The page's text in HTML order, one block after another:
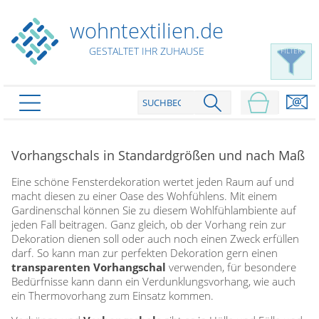
PRODUKTE
Plissee
Plissee nach Maß
Faltstores in Standardgrößen
Wabenplissees
Verdunklungsplissees
Sonnenschutzplissees
Outdoor-Plissees
gemusterte Plissees
Rollo
Rollos nach Maß
Rollos in Standardgrößen
Thermo Rollo
Doppelrollo
Klemmrollo
Dachfenster Rollo
Raffrollo
Raffrollo Maß
Faltrollo / Raffgardinen
Flächenvorhang
wohntextilien.de
GESTALTET IHR ZUHAUSE FILTER
Vorhangschals in Standardgrößen und nach Maß
Eine schöne Fensterdekoration wertet jeden Raum auf und
macht diesen zu einer Oase des Wohfühlens. Mit einem
Gardinenschal können Sie zu diesem Wohlfühlambiente auf
jeden Fall beitragen. Ganz gleich, ob der Vorhang rein zur
Dekoration dienen soll oder auch noch einen Zweck erfüllen
darf. So kann man zur perfekten Dekoration gern einen
transparenten Vorhangschal verwenden, für besondere
Bedürfnisse kann dann ein Verdunklungsvorhang, wie auch
ein Thermovorhang zum Einsatz kommen.